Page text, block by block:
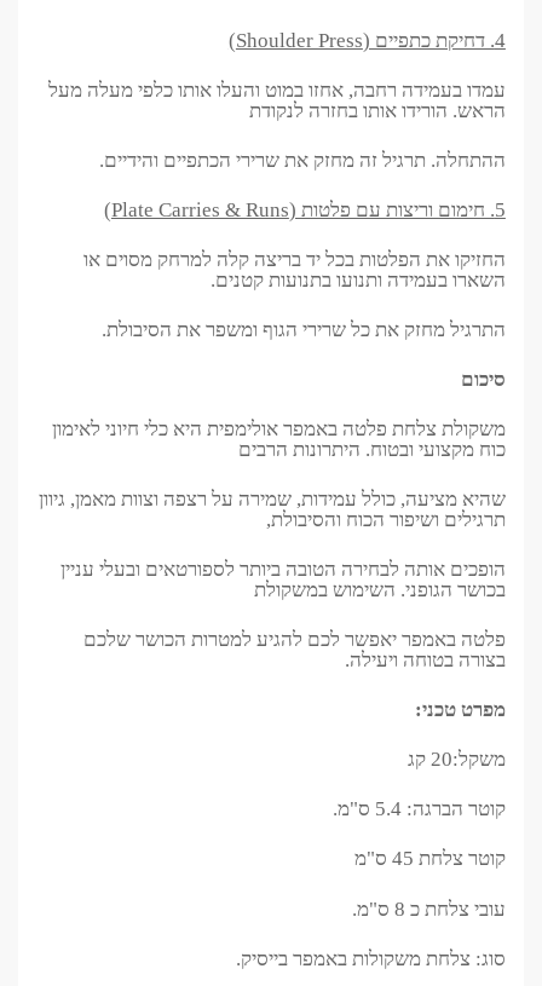
4. דחיקת כתפיים (Shoulder Press)
עמדו בעמידה רחבה, אחזו במוט והעלו אותו כלפי מעלה מעל
הראש. הורידו אותו בחזרה לנקודת
ההתחלה. תרגיל זה מחזק את שרירי הכתפיים והידיים.
5. חימום וריצות עם פלטות (Plate Carries & Runs)
החזיקו את הפלטות בכל יד בריצה קלה למרחק מסוים או
השארו בעמידה ותנועו בתנועות קטנים.
התרגיל מחזק את כל שרירי הגוף ומשפר את הסיבולת.
סיכום
משקולת צלחת פלטה באמפר אולימפית היא כלי חיוני לאימון
כוח מקצועי ובטוח. היתרונות הרבים
שהיא מציעה, כולל עמידות, שמירה על רצפה וצוות מאמן, גיוון
תרגילים ושיפור הכוח והסיבולת,
הופכים אותה לבחירה הטובה ביותר לספורטאים ובעלי עניין
בכושר הגופני. השימוש במשקולת
פלטה באמפר יאפשר לכם להגיע למטרות הכושר שלכם
בצורה בטוחה ויעילה.
מפרט טכני:
משקל:20 קג
קוטר הברגה: 5.4 ס"מ.
קוטר צלחת 45 ס"מ
עובי צלחת כ 8 ס"מ.
סוג: צלחת משקולות באמפר בייסיק.